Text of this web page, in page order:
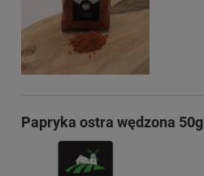
Papryka ostra wędzona 50g